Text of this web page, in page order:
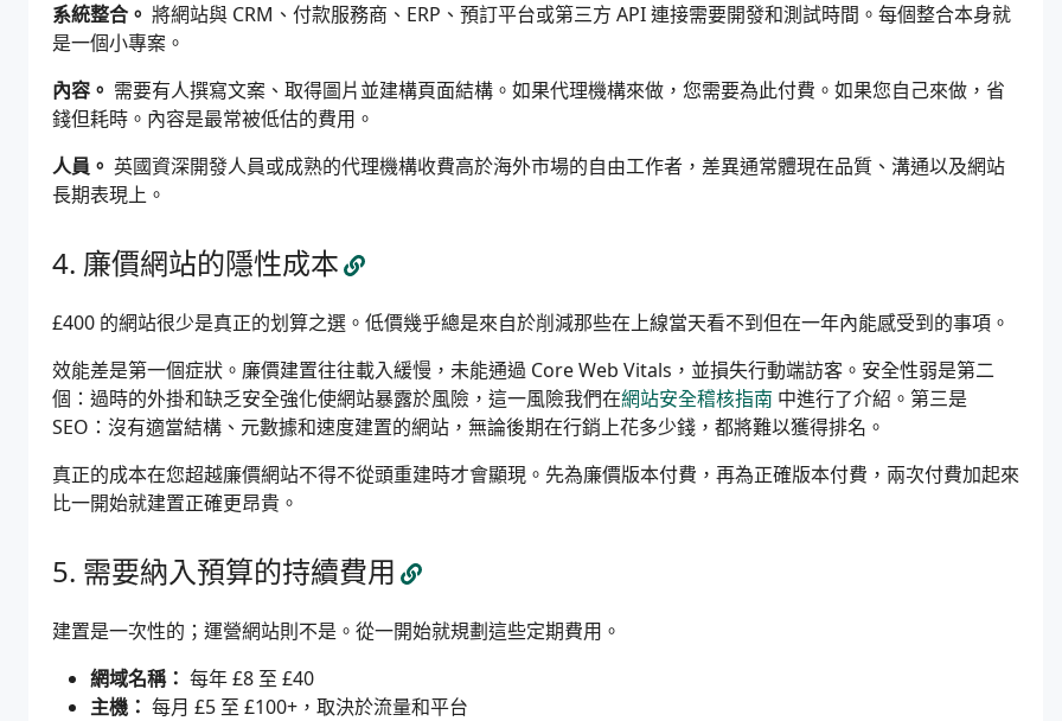
系統整合。 將網站與 CRM、付款服務商、ERP、預訂平台或第三方 API 連接需要開發和測試時間。每個整合本身就
是一個小專案。
內容。 需要有人撰寫文案、取得圖片並建構頁面結構。如果代理機構來做，您需要為此付費。如果您自己來做，省
錢但耗時。內容是最常被低估的費用。
人員。 英國資深開發人員或成熟的代理機構收費高於海外市場的自由工作者，差異通常體現在品質、溝通以及網站
長期表現上。
廉價網站的隱性成本
£400 的網站很少是真正的划算之選。低價幾乎總是來自於削減那些在上線當天看不到但在一年內能感受到的事項。
效能差是第一個症狀。廉價建置往往載入緩慢，未能通過 Core Web Vitals，並損失行動端訪客。安全性弱是第二
個：過時的外掛和缺乏安全強化使網站暴露於風險，這一風險我們在網站安全稽核指南 中進行了介紹。第三是
SEO：沒有適當結構、元數據和速度建置的網站，無論後期在行銷上花多少錢，都將難以獲得排名。
真正的成本在您超越廉價網站不得不從頭重建時才會顯現。先為廉價版本付費，再為正確版本付費，兩次付費加起來
比一開始就建置正確更昂貴。
需要納入預算的持續費用
建置是一次性的；運營網站則不是。從一開始就規劃這些定期費用。
網域名稱： 每年 £8 至 £40
主機： 每月 £5 至 £100+，取決於流量和平台